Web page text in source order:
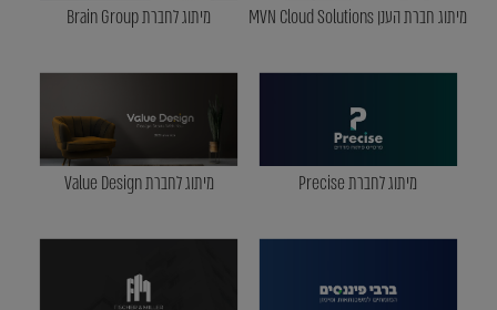
מיתוג חברת הענן MVN Cloud Solutions מיתוג לחברת Brain Group
מיתוג לחברת Precise מיתוג לחברת Value Design